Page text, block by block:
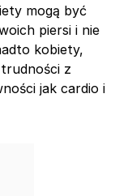
mogą być
piersi i nie
kobiety,
z
jak cardio i